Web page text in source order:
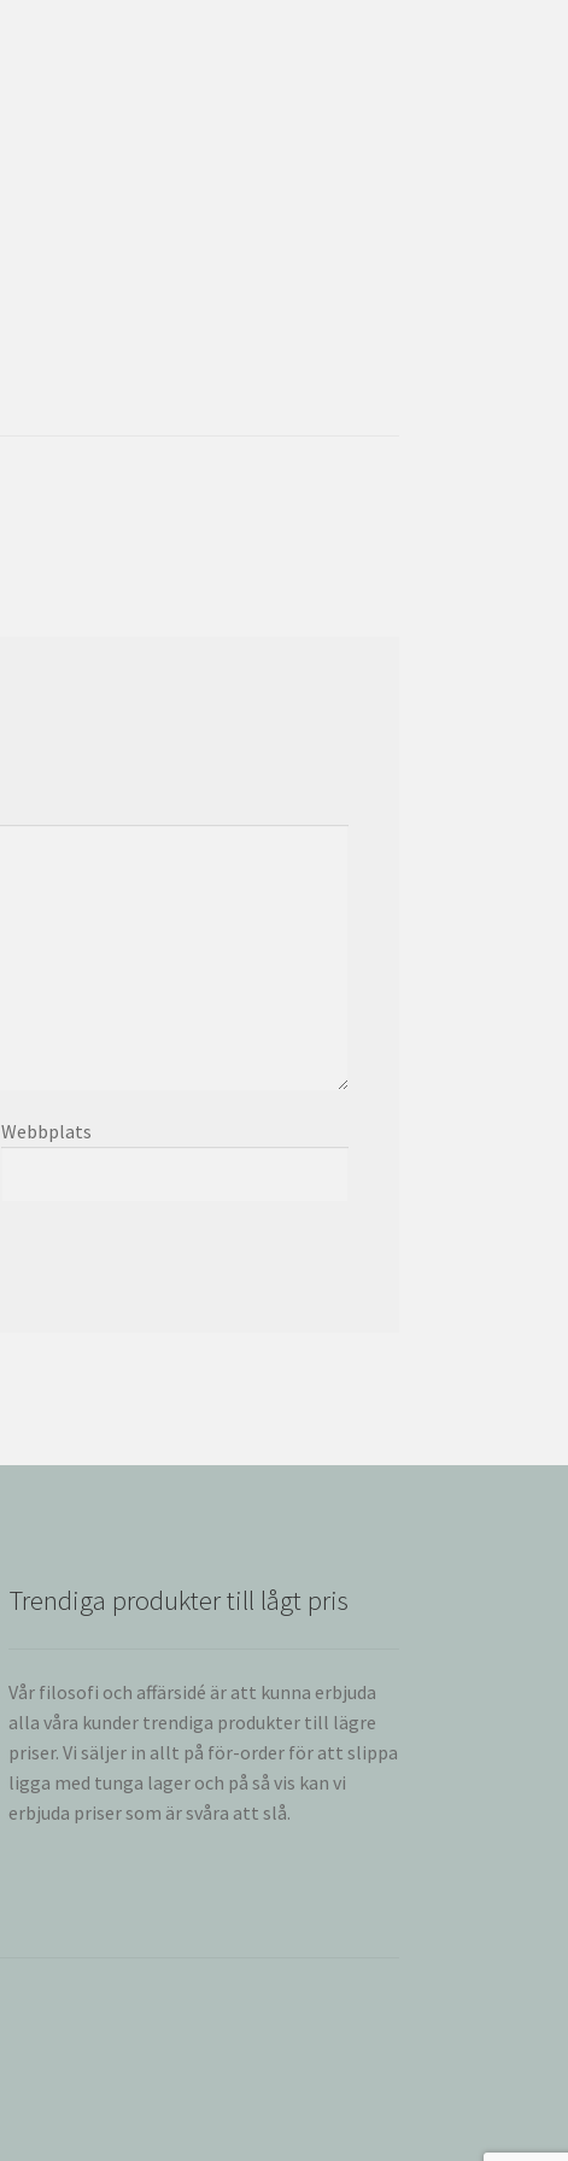
Webbplats
Trendiga produkter till lågt pris
Vår filosofi och affärsidé är att kunna erbjuda
alla våra kunder trendiga produkter till lägre
priser. Vi säljer in allt på för-order för att slippa
ligga med tunga lager och på så vis kan vi
erbjuda priser som är svåra att slå.